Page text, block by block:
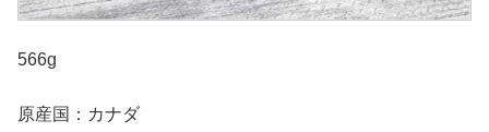
566g
原産国：カナダ